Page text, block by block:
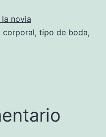
novia
corporal, tipo de boda,